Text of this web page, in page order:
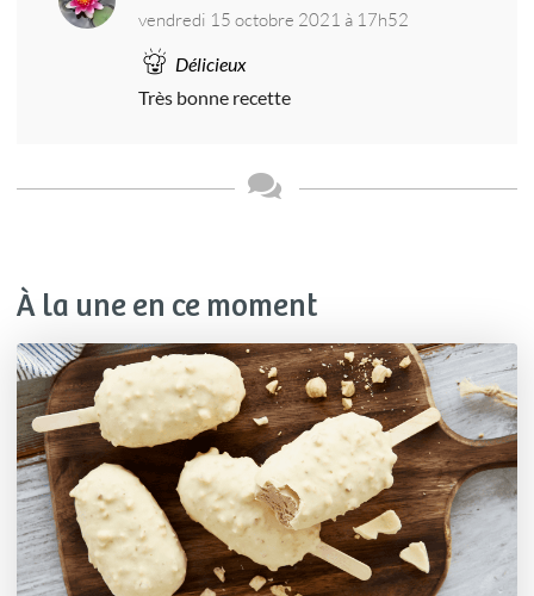
vendredi 15 octobre 2021 à 17h52
Délicieux
Très bonne recette
À la une en ce moment